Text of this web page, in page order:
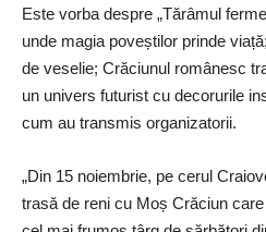
Este vorba despre „Tărâmul
unde magia poveștilor prinde
de veselie; Crăciunul românesc
un univers futurist cu decorurile
cum au transmis organizatorii.
„Din 15 noiembrie, pe cerul
trasă de reni cu Moș Crăciun